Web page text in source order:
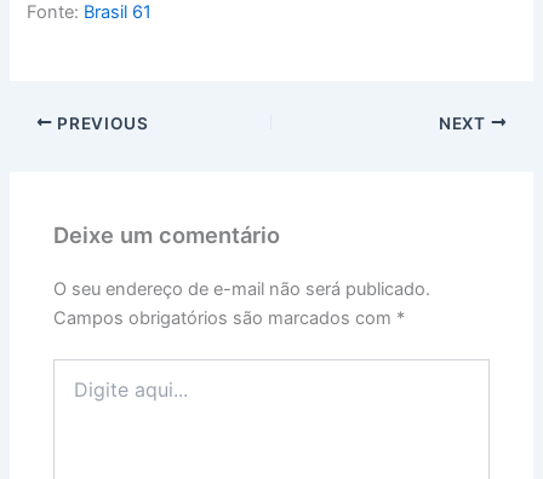
Fonte: Brasil 61
PREVIOUS NEXT
Deixe um comentário
O seu endereço de e-mail não será publicado.
Campos obrigatórios são marcados com *
aqui...